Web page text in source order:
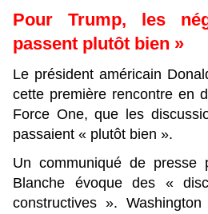
Pour Trump, les
passent plutôt bien »
Le président américain
cette première rencontre en
Force One, que les
passaient « plutôt bien ».
Un communiqué de presse
Blanche évoque des «
constructives ».